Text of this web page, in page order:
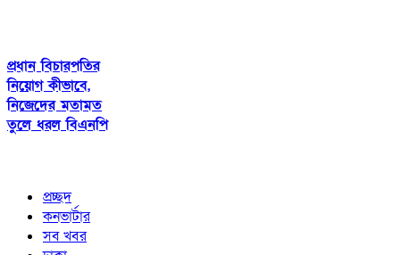
প্রধান বিচারপতির
নিয়োগ কীভাবে,
নিজেদের মতামত
তুলে ধরল বিএনপি
প্রচ্ছদ
কনভার্টার
সব খবর